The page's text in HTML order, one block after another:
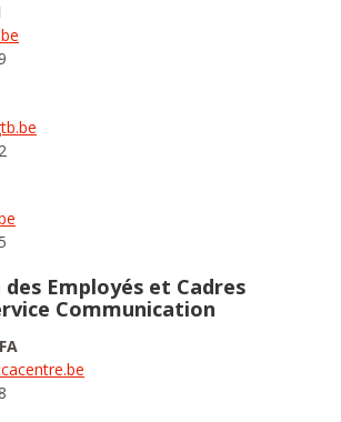
Employés et Cadres
Communication